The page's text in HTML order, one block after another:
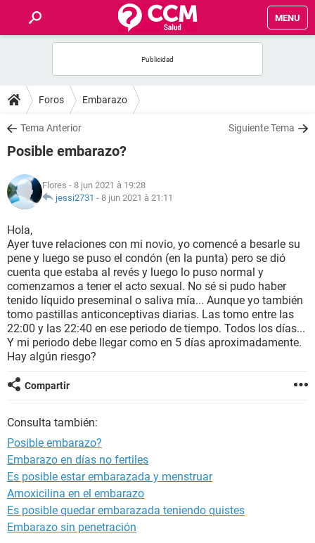
MENU
FORUMS
SALUD
NUTRICIÓN
BIENESTAR
SEXUALIDAD
GLOSARIO
Foros Embarazo
Tema Anterior Siguiente Tema
Posible embarazo?
Flores - 8 jun 2021 à 19:28
jessi2731 - 8 jun 2021 à 21:11
Hola,
Ayer tuve relaciones con mi novio, yo comencé a besarle su
pene y luego se puso el condón (en la punta) pero se dió
cuenta que estaba al revés y luego lo puso normal y
comenzamos a tener el acto sexual. No sé si pudo haber
tenido líquido preseminal o saliva mía... Aunque yo también
tomo pastillas anticonceptivas diarias. Las tomo entre las
22:00 y las 22:40 en ese periodo de tiempo. Todos los días...
Y mi periodo debe llegar como en 5 días aproximadamente.
Hay algún riesgo?
Compartir
Consulta también:
Posible embarazo?
Embarazo en días no fertiles
Es posible estar embarazada y menstruar
Amoxicilina en el embarazo
Es posible quedar embarazada teniendo quistes
Embarazo sin penetración